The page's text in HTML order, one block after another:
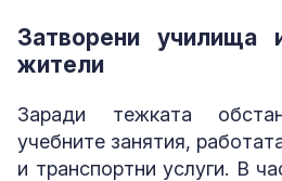
Затворени училища
жители
Заради тежката
учебните занятия,
и транспортни услуги. В